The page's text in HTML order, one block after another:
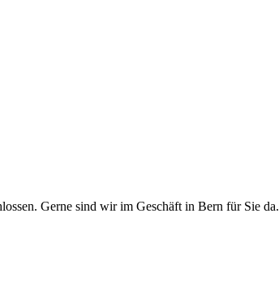
Gerne sind wir im Geschäft in Bern für Sie da.